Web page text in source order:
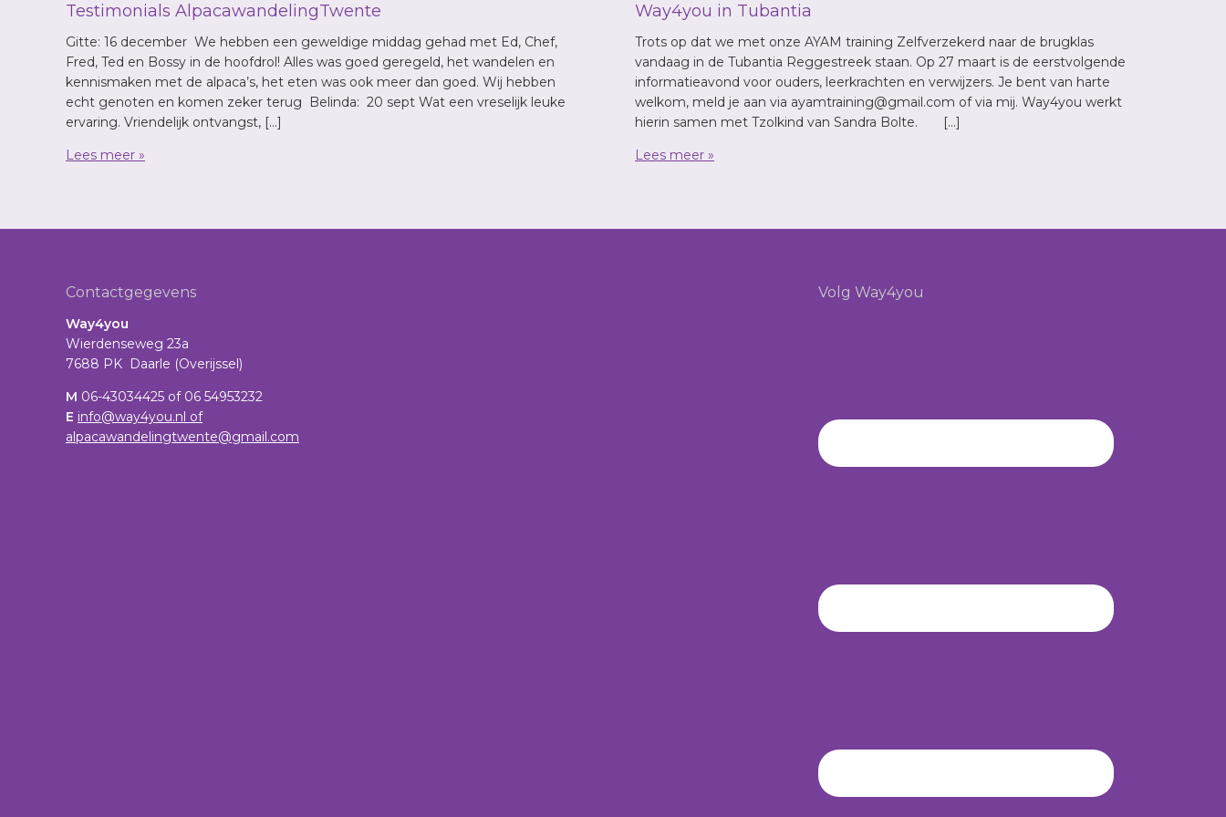
Testimonials AlpacawandelingTwente
Gitte: 16 december We hebben een geweldige middag gehad met Ed, Chef,
Fred, Ted en Bossy in de hoofdrol! Alles was goed geregeld, het wandelen en
kennismaken met de alpaca’s, het eten was ook meer dan goed. Wij hebben
echt genoten en komen zeker terug Belinda: 20 sept Wat een vreselijk leuke
ervaring. Vriendelijk ontvangst, […]
Lees meer »
Way4you in Tubantia
Trots op dat we met onze AYAM training Zelfverzekerd naar de brugklas
vandaag in de Tubantia Reggestreek staan. Op 27 maart is de eerstvolgende
informatieavond voor ouders, leerkrachten en verwijzers. Je bent van harte
welkom, meld je aan via ayamtraining@gmail.com of via mij. Way4you werkt
hierin samen met Tzolkind van Sandra Bolte. […]
Lees meer »
FooterContactgegevens
Way4you
Wierdenseweg 23a
7688 PK Daarle (Overijssel)
M 06-43034425 of 06 54953232
E info@way4you.nl of
alpacawandelingtwente@gmail.com
Volg Way4you